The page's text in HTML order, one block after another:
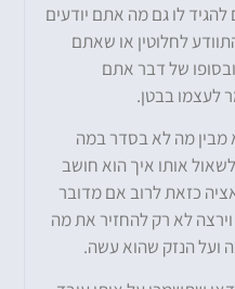
לו גם מה אתם יודעים
לחלוטין או שאתם
של דבר אתם
לעצמו בבטן.
מבין מה לא בסדר במה
אותו איך הוא חושב
כזאת לרוב אם מדובר
לא רק להחזיר את מה
ועל הנזק שהוא עשה.